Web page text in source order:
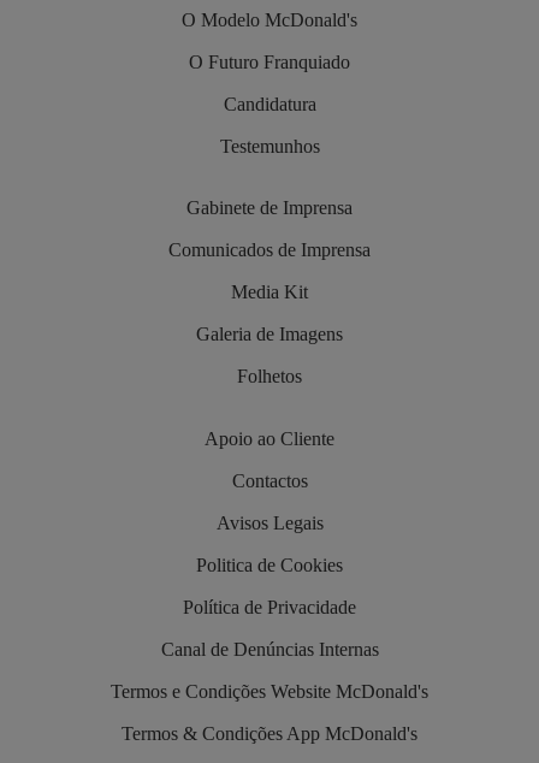
O Modelo McDonald's
O Futuro Franquiado
Candidatura
Testemunhos
Gabinete de Imprensa
Comunicados de Imprensa
Media Kit
Galeria de Imagens
Folhetos
Apoio ao Cliente
Contactos
Avisos Legais
Politica de Cookies
Política de Privacidade
Canal de Denúncias Internas
Termos e Condições Website McDonald's
Termos & Condições App McDonald's